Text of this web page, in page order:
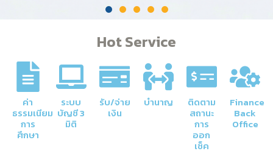
Hot Service
ค่า
ธรรมเนียม
การ
ศึกษา
ระบบ
บัญชี 3
มิติ
รับ/จ่าย
เงิน
บำนาญ ติดตาม
สถานะ
การ
ออก
เช็ค
Finance
Back
Office